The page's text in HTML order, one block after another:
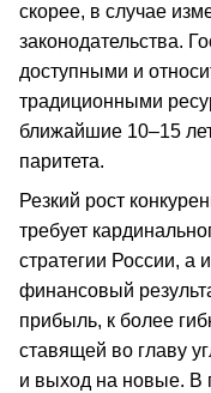
скорее, в случае
законодательства.
доступными и
традиционными
ближайшие 10–15
паритета.
Резкий рост
требует
стратегии России, а
финансовый
прибыль, к более
ставящей во главу
и выход на новые. В